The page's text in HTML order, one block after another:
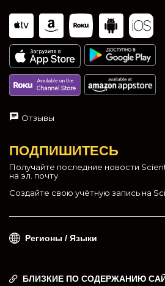
Отзывы
ПОДПИШИТЕСЬ
Получайте последние новости
на эл. почту
Создайте свою учётную запись на
Регионы / Языки
БЛИЗКИЕ ПО СОДЕРЖАНИЮ